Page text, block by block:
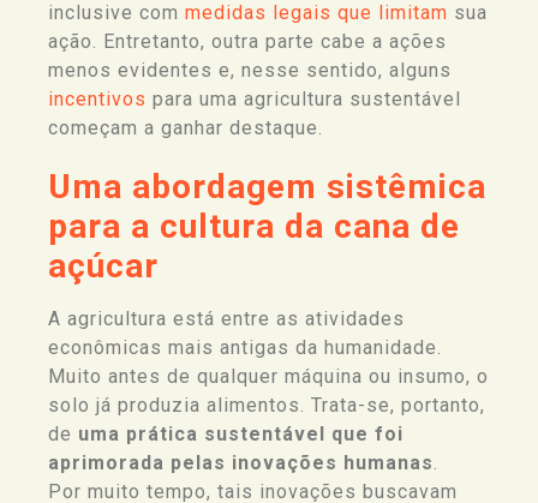
inclusive com medidas legais que limitam sua
ação. Entretanto, outra parte cabe a ações
menos evidentes e, nesse sentido, alguns
incentivos para uma agricultura sustentável
começam a ganhar destaque.
Uma abordagem sistêmica
para a cultura da cana de
açúcar
A agricultura está entre as atividades
econômicas mais antigas da humanidade.
Muito antes de qualquer máquina ou insumo, o
solo já produzia alimentos. Trata-se, portanto,
de uma prática sustentável que foi
aprimorada pelas inovações humanas.
Por muito tempo, tais inovações buscavam